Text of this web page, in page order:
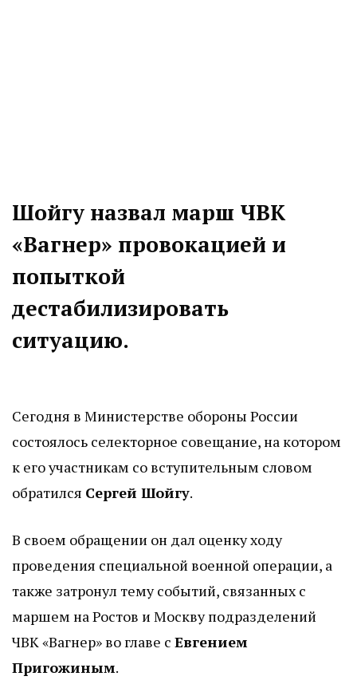
Шойгу назвал марш ЧВК
«Вагнер» провокацией и
попыткой
дестабилизировать
ситуацию.
Сегодня в Министерстве обороны России
состоялось селекторное совещание, на котором
к его участникам со вступительным словом
обратился Сергей Шойгу.
В своем обращении он дал оценку ходу
проведения специальной военной операции, а
также затронул тему событий, связанных с
маршем на Ростов и Москву подразделений
ЧВК «Вагнер» во главе с Евгением
Пригожиным.